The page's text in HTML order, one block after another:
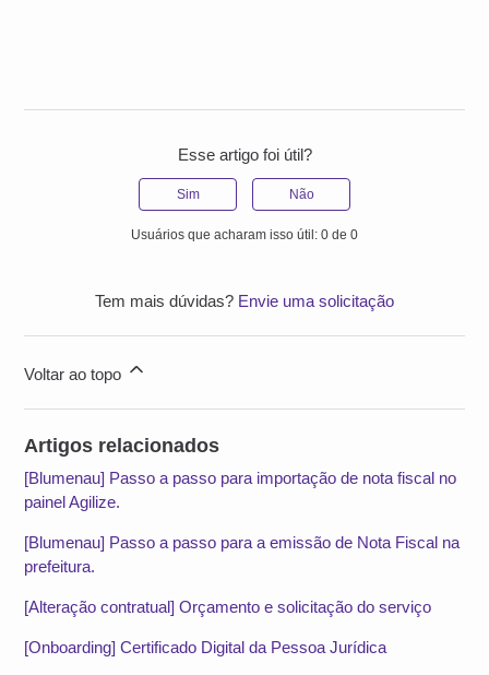
Esse artigo foi útil?
Sim Não
Usuários que acharam isso útil: 0 de 0
Tem mais dúvidas? Envie uma solicitação
Voltar ao topo
Artigos relacionados
[Blumenau] Passo a passo para importação de nota fiscal no
painel Agilize.
[Blumenau] Passo a passo para a emissão de Nota Fiscal na
prefeitura.
[Alteração contratual] Orçamento e solicitação do serviço
[Onboarding] Certificado Digital da Pessoa Jurídica